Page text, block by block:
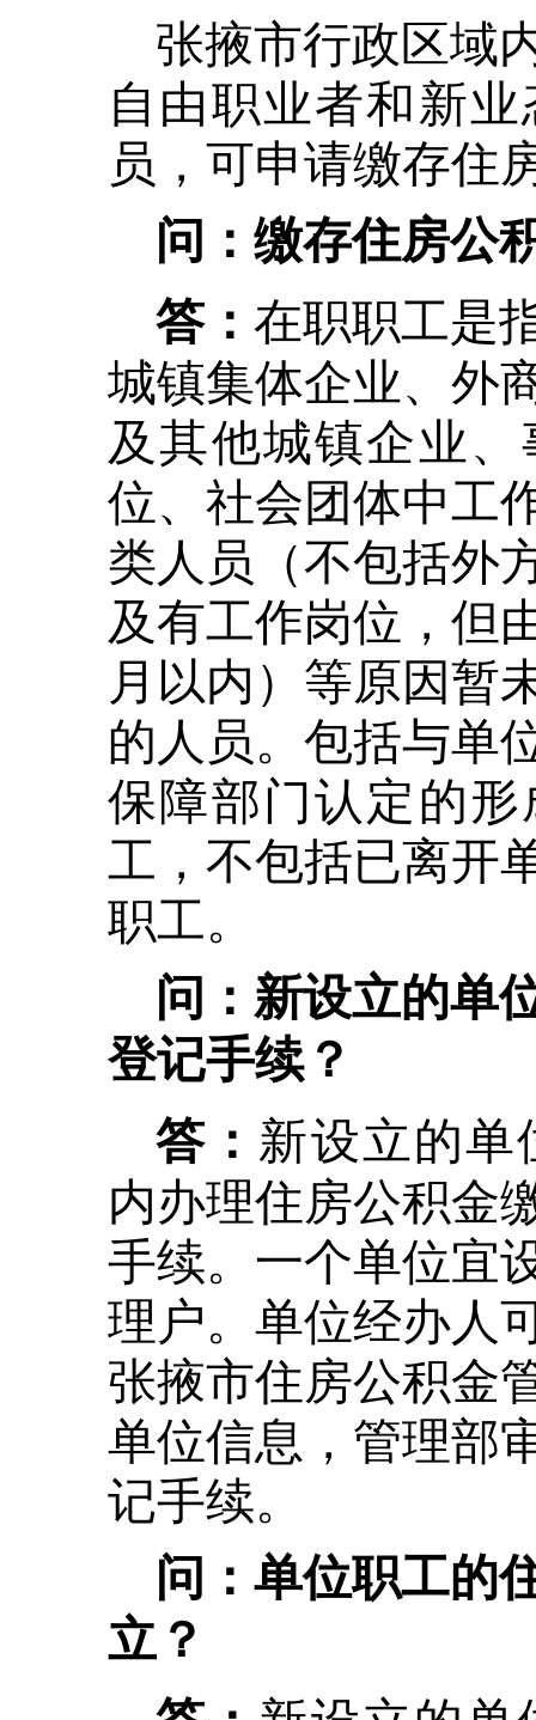
张掖市行政区域
自由职业者和新
员，可申请缴存住
问：缴存住房公
答：在职职工是
城镇集体企业、外
及其他城镇企业
位、社会团体中工
类人员（不包括外
及有工作岗位，但
月以内）等原因暂
的人员。包括与单
保障部门认定的
工，不包括已离开
职工。
问：新设立的单
登记手续？
答： 新设立的
内办理住房公积金
手续。一个单位宜
理户。单位经办人
张掖市住房公积金
单位信息，管理部
记手续。
问：单位职工的
立？